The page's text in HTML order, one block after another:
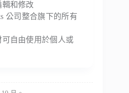
輯和修改
公司整合旗下的所有
可自由使用於個人或